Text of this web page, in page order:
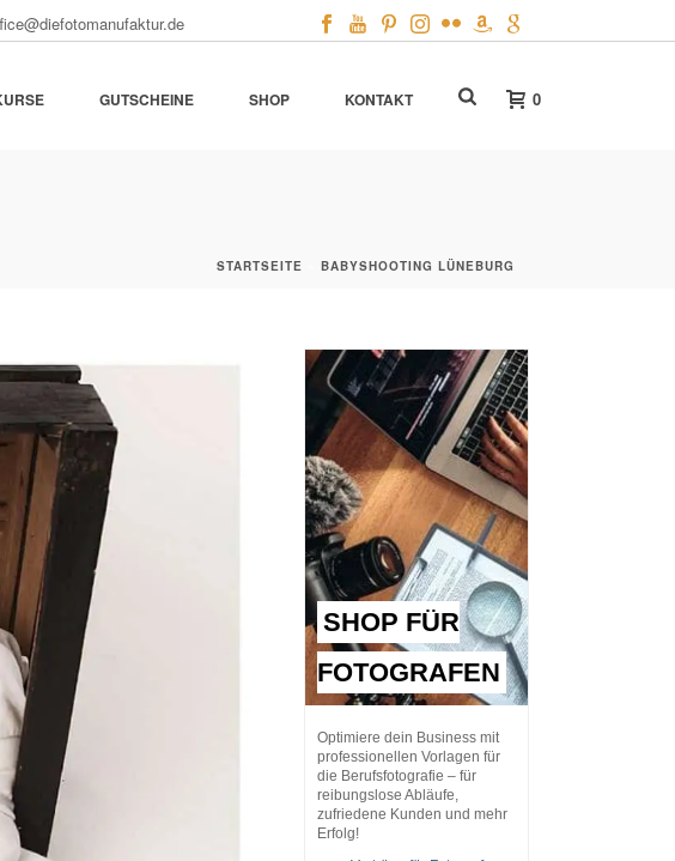
GUTSCHEINE SHOP KONTAKT 0
STARTSEITE BABYSHOOTING LÜNEBURG
SHOP FÜR
FOTOGRAFEN
Optimiere dein Business mit
professionellen Vorlagen für
die Berufsfotografie – für
reibungslose Abläufe,
zufriedene Kunden und mehr
Erfolg!